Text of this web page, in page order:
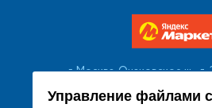
Управление файлами
г. Москва, Очаковское ш., д.
+7 (495) 256